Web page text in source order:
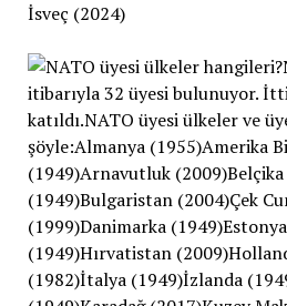
İsveç (2024)